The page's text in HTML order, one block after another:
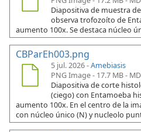
Diapositiva de muestra
observa trofozoíto de
aumento 100x. Se destaca núcleo
CBParEh003.png
5 jul. 2026 -Amebiasis
PNG Image - 17.7 MB -
Diapositiva de corte
(ciego) con Entamoeba
aumento 100x. En el centro de la
con núcleo único (N) y nucleolo